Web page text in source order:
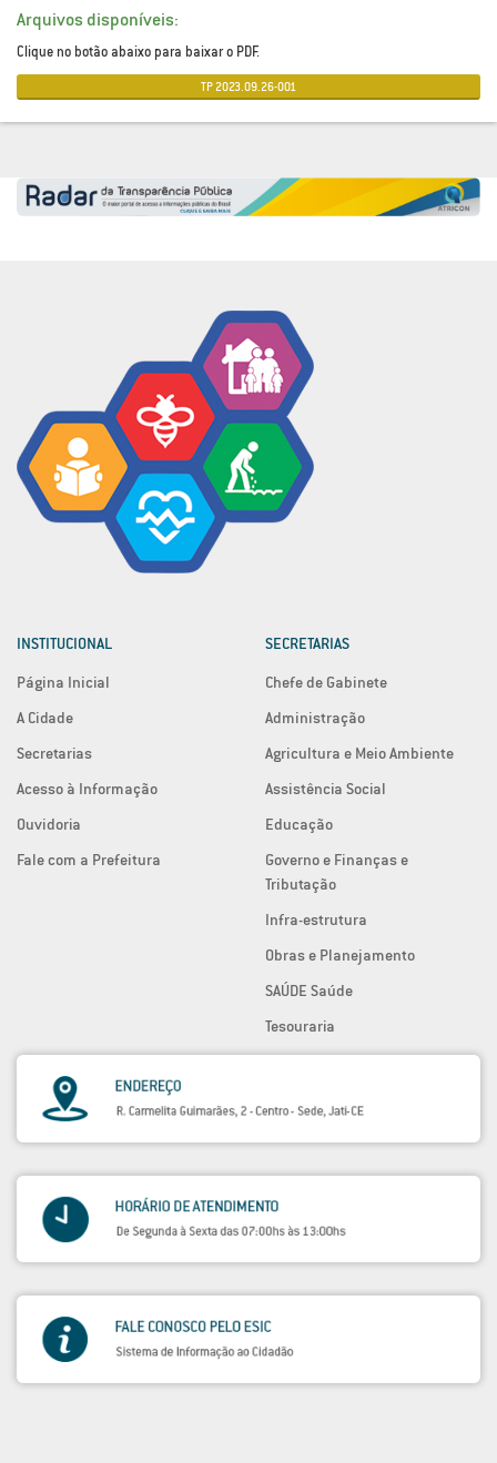
Arquivos disponíveis:
Clique no botão abaixo para baixar o PDF.
TP 2023.09.26-001
INSTITUCIONAL
Página Inicial
A Cidade
Secretarias
Acesso à Informação
Ouvidoria
Fale com a Prefeitura
SECRETARIAS
Chefe de Gabinete
Administração
Agricultura e Meio Ambiente
Assistência Social
Educação
Governo e Finanças e
Tributação
Infra-estrutura
Obras e Planejamento
SAÚDE Saúde
Tesouraria